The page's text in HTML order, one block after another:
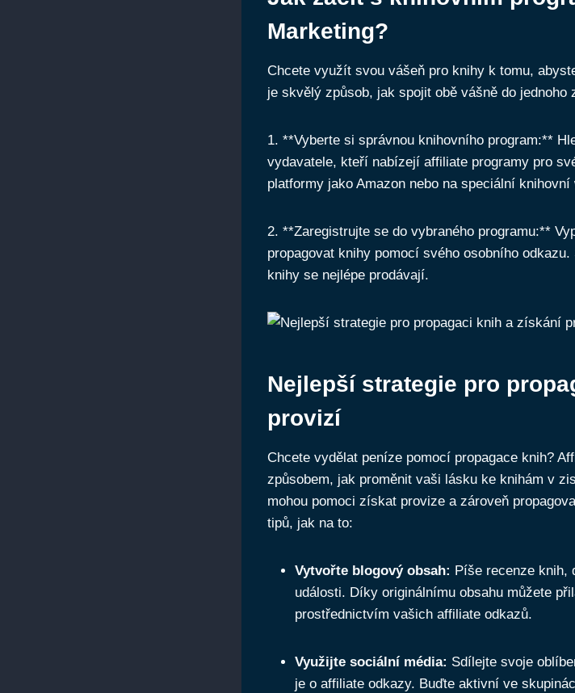
Marketing?
Chcete využít svou vášeň pro knihy k tomu,
je skvělý způsob, jak spojit obě vášně do jednoho
1. **Vyberte si správnou knihovního program:**
vydavatele, kteří nabízejí affiliate programy pro
platformy jako Amazon nebo na speciální knihovní
2. **Zaregistrujte se do vybraného programu:**
propagovat knihy pomocí svého osobního
knihy se nejlépe prodávají.
Nejlepší strategie pro
provizí
Chcete vydělat peníze pomocí propagace knih?
způsobem, jak proměnit vaši lásku ke knihám v
mohou pomoci získat provize a zároveň
tipů, jak na to:
Vytvořte blogový obsah: Píše recenze knih,
události. Díky originálnímu obsahu můžete
prostřednictvím vašich affiliate odkazů.
Využijte sociální média: Sdílejte svoje
je o affiliate odkazy. Buďte aktivní ve